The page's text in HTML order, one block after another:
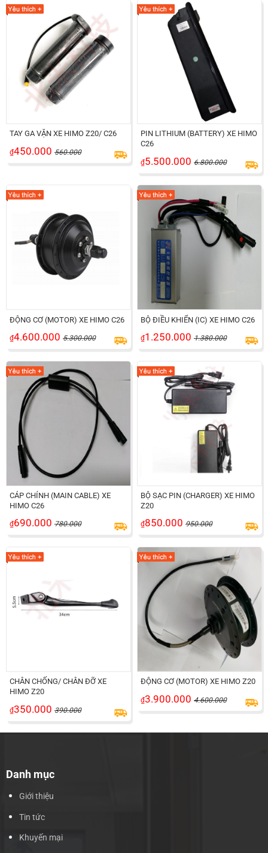
TAY GA VẶN XE HIMO Z20/ C26
₫450.000 560.000
PIN LITHIUM (BATTERY) XE HIMO
C26
₫5.500.000 6.800.000
ĐỘNG CƠ (MOTOR) XE HIMO C26
₫4.600.000 5.300.000
BỘ ĐIỀU KHIỂN (IC) XE HIMO C26
₫1.250.000 1.380.000
CÁP CHÍNH (MAIN CABLE) XE
HIMO C26
₫690.000 780.000
BỘ SẠC PIN (CHARGER) XE HIMO
Z20
₫850.000 950.000
CHÂN CHỐNG/ CHÂN ĐỠ XE
HIMO Z20
₫350.000 390.000
ĐỘNG CƠ (MOTOR) XE HIMO Z20
₫3.900.000 4.600.000
Danh mục
Giới thiệu
Tin tức
Khuyến mại